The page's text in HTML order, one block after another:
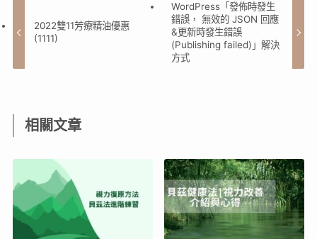
2022雙11芳療精油優惠
(1111)
WordPress「發佈時發生
錯誤， 無效的 JSON 回應
&更新時發生錯誤
(Publishing failed)」解決
方式
相關文章